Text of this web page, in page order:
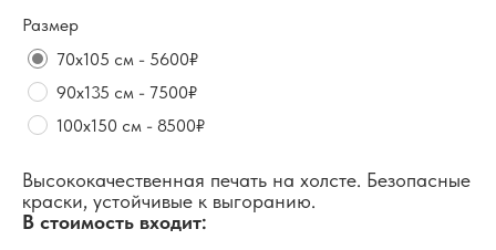
Размер
70х105 см - 5600₽
90х135 см - 7500₽
100х150 см - 8500₽
Высококачественная печать на холсте. Безопасные
краски, устойчивые к выгоранию.
В стоимость входит: